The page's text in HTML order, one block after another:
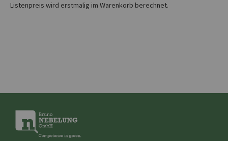
Listenpreis wird erstmalig im Warenkorb berechnet.